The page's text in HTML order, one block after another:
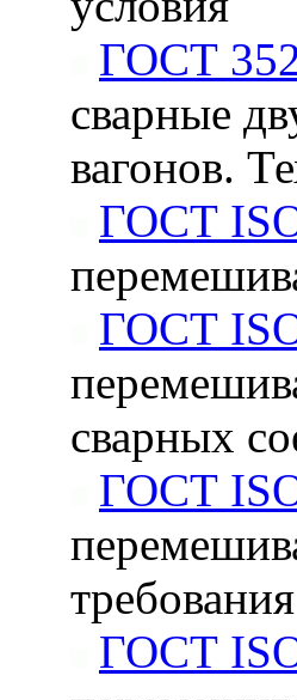
ГОСТ
сварные
вагонов.
ГОСТ
ГОСТ
сварных
ГОСТ
ГОСТ